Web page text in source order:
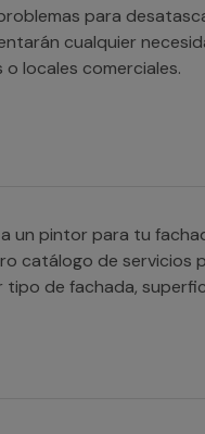
para
cualquier
o locales comerciales.
un pintor para tu
catálogo de servicios
tipo de fachada,